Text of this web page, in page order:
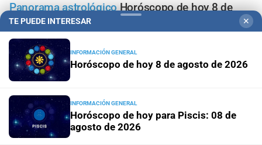
Panorama astrológico Horóscopo de hoy 8 de
agosto de 2026
Horóscopo del díaHoróscopo de hoy para Piscis: 08 de
agosto de 2026
Horóscopo del día
de agosto de 2026
Horóscopo del día
TE PUEDE INTERESAR ✕
INFORMACIÓN GENERAL
Horóscopo de hoy 8 de agosto de 2026
INFORMACIÓN GENERAL
Horóscopo de hoy para Piscis: 08 de
agosto de 2026